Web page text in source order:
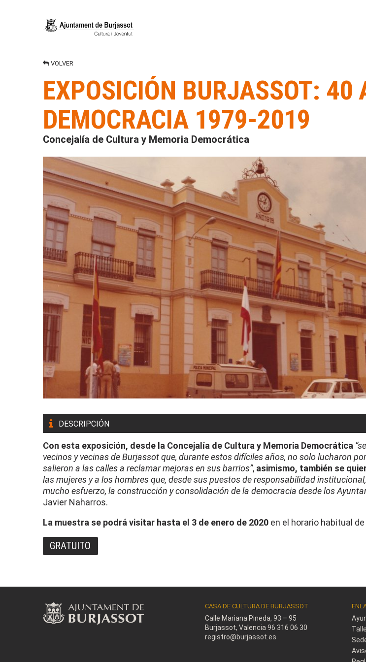
VOLVER
EXPOSICIÓN BURJASSOT: 40
DEMOCRACIA 1979-2019
Concejalía de Cultura y Memoria Democrática
DESCRIPCIÓN
Con esta exposición, desde la Concejalía de Cultura y Memoria Democrática
vecinos y vecinas de Burjassot que, durante estos difíciles años, no solo lucharon
salieron a las calles a reclamar mejoras en sus barrios”, asimismo, también se
las mujeres y a los hombres que, desde sus puestos de responsabilidad
mucho esfuerzo, la construcción y consolidación de la democracia desde los
Javier Naharros.
La muestra se podrá visitar hasta el 3 de enero de 2020 en el horario habitual
GRATUITO
CASA DE CULTURA DE BURJASSOT
Calle Mariana Pineda, 93 – 95
Burjassot, Valencia 96 316 06 30
registro@burjassot.es